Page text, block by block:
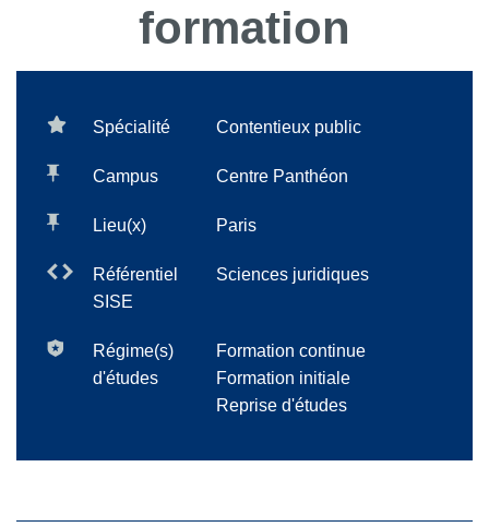
formation
Spécialité Contentieux public
Campus Centre Panthéon
Lieu(x) Paris
Référentiel
SISE
Sciences juridiques
Régime(s)
d'études
Formation continue
Formation initiale
Reprise d'études